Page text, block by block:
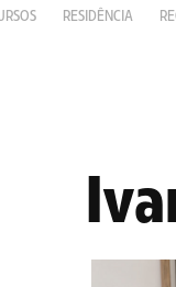
RESIDÊNCIA